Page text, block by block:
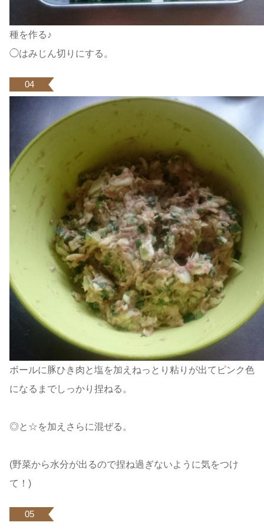
種を作る♪
◯はみじん切りにする。
04
ボールに豚ひき肉と塩を加えねっとり粘りが出てピンク色
になるまでしっかり捏ねる。
◎と☆を加えさらに混ぜる。
(野菜から水分が出るので捏ね過ぎないように気をつけ
て！)
05